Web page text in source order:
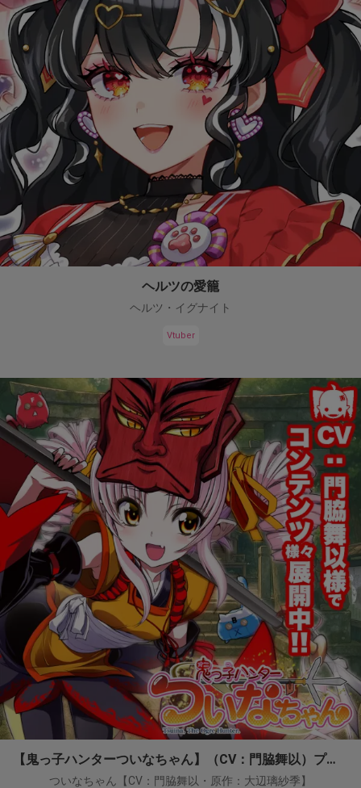
ヘルツの愛籠
ヘルツ・イグナイト
Vtuber
【鬼っ子ハンターついなちゃん】（CV：門脇舞以）プロジェクト！
ついなちゃん【CV：門脇舞以・原作：大辺璃紗季】